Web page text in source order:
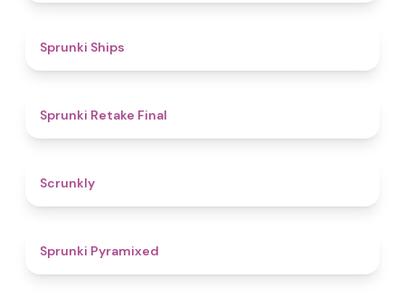
Sprunki Ships
Sprunki Retake Final
Scrunkly
Sprunki Pyramixed